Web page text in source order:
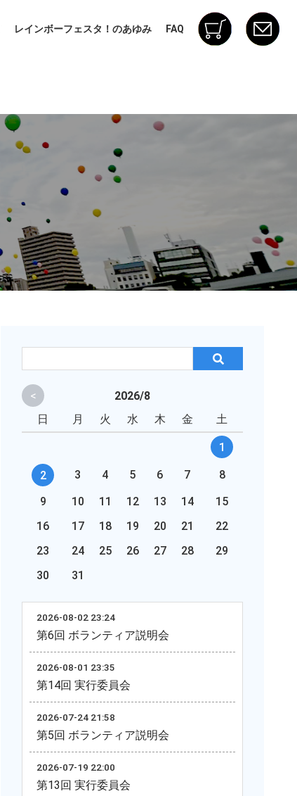
レインボーフェスタ！のあゆみ FAQ
<
2026/8
日
月 火 水 木 金 土
1
2 3 4 5 6 7
8
9
10 11 12 13 14
15
16
17 18 19 20 21
22
23
24 25 26 27 28
29
30
31
2026-08-02 23:24
第6回 ボランティア説明会
2026-08-01 23:35
第14回 実行委員会
2026-07-24 21:58
第5回 ボランティア説明会
2026-07-19 22:00
第13回 実行委員会